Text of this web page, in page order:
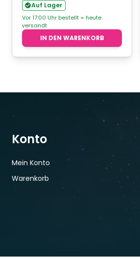
Auf Lager
Vor 17:00 Uhr bestellt = heute
versandt
IN DEN WARENKORB
Konto
Mein Konto
Warenkorb